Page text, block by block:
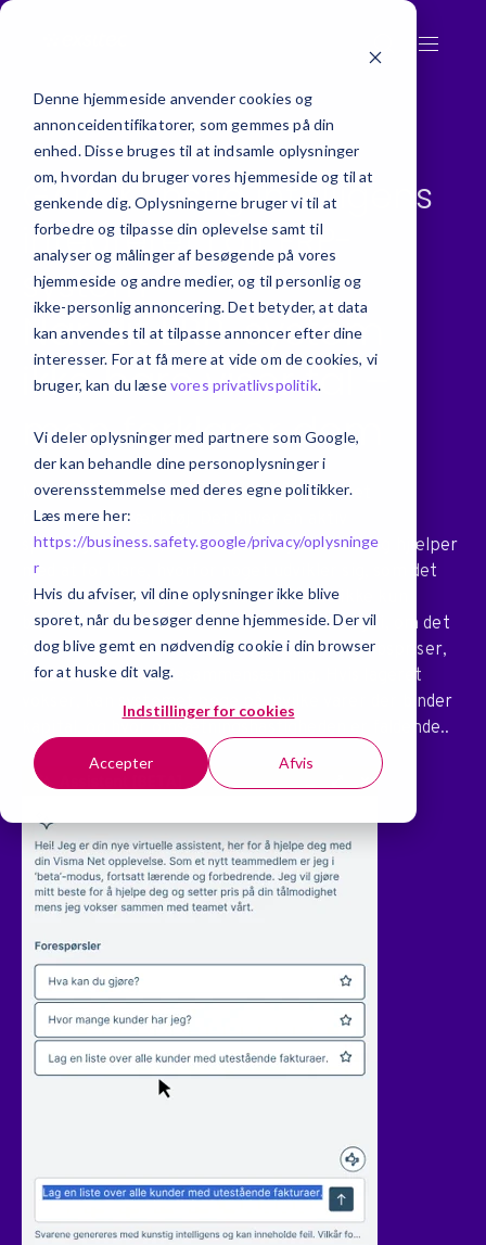
Denne hjemmeside anvender cookies og
annonceidentifikatorer, som gemmes på din
enhed. Disse bruges til at indsamle oplysninger
om, hvordan du bruger vores hjemmeside og til at
genkende dig. Oplysningerne bruger vi til at
forbedre og tilpasse din oplevelse samt til
analyser og målinger af besøgende på vores
hjemmeside og andre medier, og til personlig og
ikke-personlig annoncering. Det betyder, at data
kan anvendes til at tilpasse annoncer efter dine
interesser. For at få mere at vide om de cookies, vi
bruger, kan du læsevores privatlivspolitik.
Vi deler oplysninger med partnere som Google,
der kan behandle dine personoplysninger i
overensstemmelse med deres egne politikker.
Læs mere her:
https://business.safety.google/privacy/oplysninge
r
Hvis du afviser, vil dine oplysninger ikke blive
sporet, når du besøger denne hjemmeside. Der vil
dog blive gemt en nødvendig cookie i din browser
for at huske dit valg.
Indstillinger for cookies
Accepter Afvis
GAiA. Kunstig intelligens
integreret i dit ERP-
system
Når dit ERP-system
ikke bare viser tal –
men forklarer dem
Med GAiA bliver ERP-systemet mere end et
registreringsværktøj. Det bliver en aktiv
sparringspartner, der analyserer jeres data og hjælper
med at forklare, hvorfor noget udvikler sig, som det
gør.Hvis dækningsgraden falder, får du ikke kun
beskeden om, at den er faldet. Du får indsigt i, om det
skyldes bestemte produkter, ændrede indkøbspriser,
rabatter eller kundesammensætning. Hvis lageret
vokser, kan systemet pege på, hvilke varer der binder
kapital, og hvor omsætningshastigheden er faldende..